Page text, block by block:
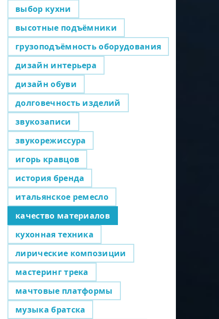
выбор кухни
высотные подъёмники
грузоподъёмность оборудования
дизайн интерьера
дизайн обуви
долговечность изделий
звукозаписи
звукорежиссура
игорь кравцов
история бренда
итальянское ремесло
качество материалов
кухонная техника
лирические композиции
мастеринг трека
мачтовые платформы
музыка братска